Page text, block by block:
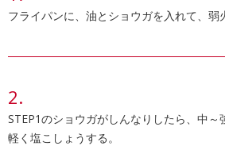
フライパンに、油とショウガを入れて、弱
STEP1のショウガがしんなりしたら、中～
軽く塩こしょうする。